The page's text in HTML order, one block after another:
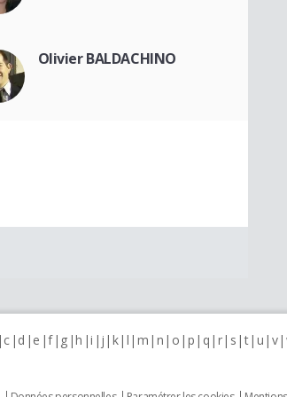
Olivier BALDACHINO
c d e f g h i j k l m n o p q r s t u v